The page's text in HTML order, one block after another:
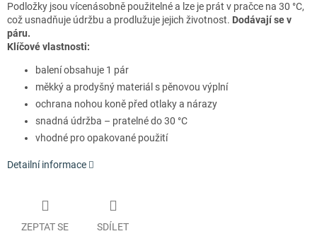
Podložky jsou vícenásobně použitelné a lze je prát v pračce na 30 °C,
což usnadňuje údržbu a prodlužuje jejich životnost. Dodávají se v
páru.
Klíčové vlastnosti:
balení obsahuje 1 pár
měkký a prodyšný materiál s pěnovou výplní
ochrana nohou koně před otlaky a nárazy
snadná údržba – pratelné do 30 °C
vhodné pro opakované použití
Detailní informace
ZEPTAT SE SDÍLET